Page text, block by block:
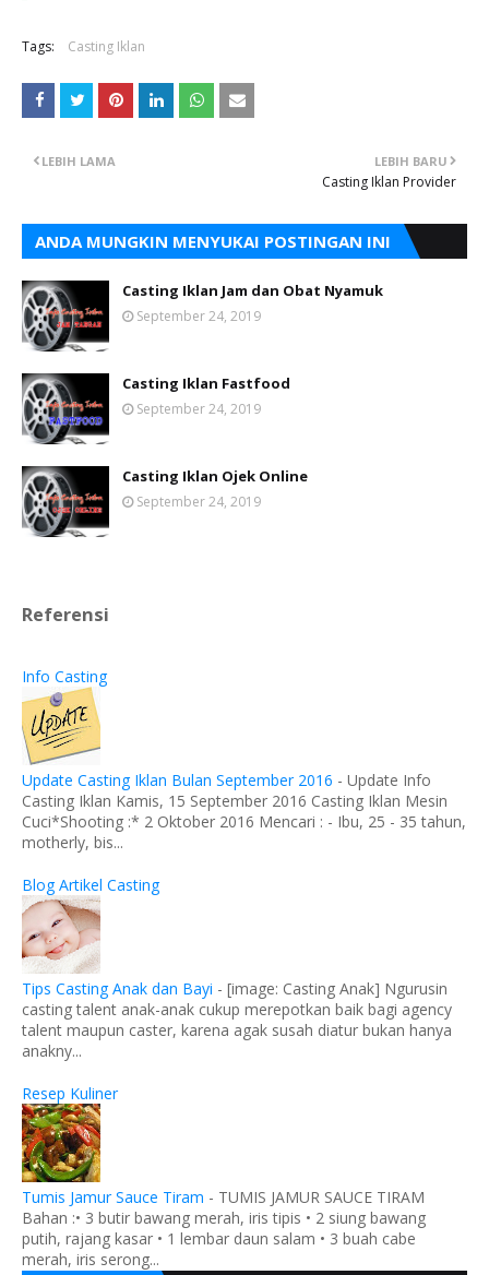
Tags: Casting Iklan
LEBIH BARU
Casting Iklan Provider
LEBIH LAMA
ANDA MUNGKIN MENYUKAI POSTINGAN INI
Casting Iklan Jam dan Obat Nyamuk
September 24, 2019
Casting Iklan Fastfood
September 24, 2019
Casting Iklan Ojek Online
September 24, 2019
Referensi
Info Casting
Update Casting Iklan Bulan September 2016 - Update Info
Casting Iklan Kamis, 15 September 2016 Casting Iklan Mesin
Cuci*Shooting :* 2 Oktober 2016 Mencari : - Ibu, 25 - 35 tahun,
motherly, bis...
Blog Artikel Casting
Tips Casting Anak dan Bayi - [image: Casting Anak] Ngurusin
casting talent anak-anak cukup merepotkan baik bagi agency
talent maupun caster, karena agak susah diatur bukan hanya
anakny...
Resep Kuliner
Tumis Jamur Sauce Tiram - TUMIS JAMUR SAUCE TIRAM
Bahan :• 3 butir bawang merah, iris tipis • 2 siung bawang
putih, rajang kasar • 1 lembar daun salam • 3 buah cabe
merah, iris serong...